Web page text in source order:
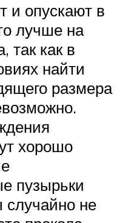
и опускают в
лучше на
так как в
найти
размера
хорошо
пузырьки
случайно не